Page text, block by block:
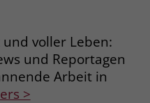
voller Leben:
und Reportagen
Arbeit in
>
des Benutzers bei
bei.
wird gesetzt, wenn ein
Klick auf eine Google
die Website gelangt.
darüber,